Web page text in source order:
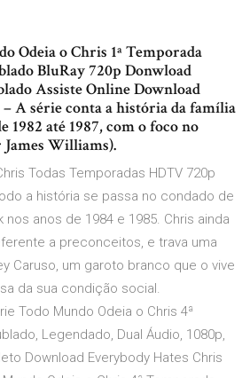
Odeia o Chris 1ª Temporada
BluRay 720p Donwload
Assiste Online Download
– A série conta a história da família
1982 até 1987, com o foco no
Williams).
Todas Temporadas HDTV 720p
a história se passa no condado de
nos anos de 1984 e 1985. Chris ainda
a preconceitos, e trava uma
Caruso, um garoto branco que o vive
da sua condição social.
Todo Mundo Odeia o Chris 4ª
Legendado, Dual Áudio, 1080p,
Download Everybody Hates Chris